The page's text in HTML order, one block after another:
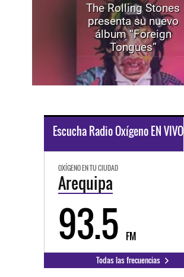
The Rolling Stones
presenta su nuevo
álbum “Foreign
Tongues”
Escucha Radio Oxígeno EN VIVO
OXÍGENO EN TU CIUDAD
Arequipa
93.5 FM
Todas las frecuencias